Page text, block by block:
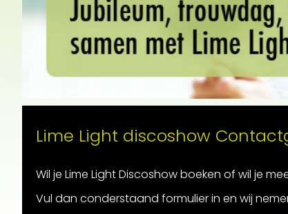
Lime Light discoshow
Wil je Lime Light Discoshow boeken of wil je
Vul dan conderstaand formulier in en wij